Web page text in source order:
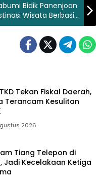
Bidik Panenjoan
Wisata Berbasis
Tekan Fiskal Daerah,
Terancam Kesulitan
2026
Tiang Telepon di
Jadi Kecelakaan Ketiga